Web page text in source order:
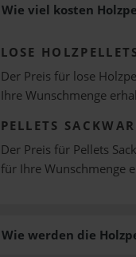
Wie viel kosten
LOSE
Der Preis für lose
Ihre Wunschmenge
PELLETS
Der Preis für Pellets
für Ihre Wunschmenge
Wie werden die